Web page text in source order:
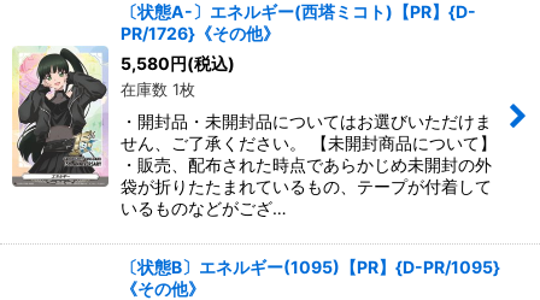
〔状態A-〕エネルギー(西塔ミコト)【PR】{D-
PR/1726}《その他》
5,580円(税込)
在庫数 1枚
・開封品・未開封品についてはお選びいただけま
せん、ご了承ください。 【未開封商品について】
・販売、配布された時点であらかじめ未開封の外
袋が折りたたまれているもの、テープが付着して
いるものなどがござ…
〔状態B〕エネルギー(1095)【PR】{D-PR/1095}
《その他》